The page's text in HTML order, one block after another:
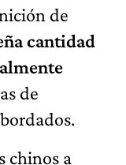
de
cantidad
de
chinos a